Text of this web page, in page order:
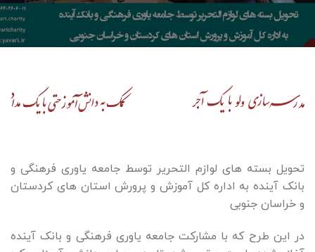
تحویل بسته های لوازم التحریر توسط جامعه یاوری فرهنگی و
بانک آینده به اداره کل آموزش و پرورش استان های کردستان
و خراسان جنوبی
در این طرح که با مشارکت جامعه یاوری فرهنگی و بانک آینده